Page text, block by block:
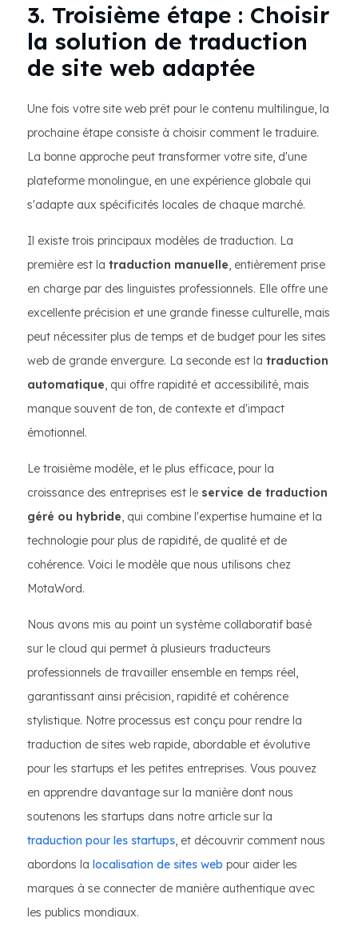
3. Troisième étape : Choisir
la solution de traduction
de site web adaptée
Une fois votre site web prêt pour le contenu multilingue, la
prochaine étape consiste à choisir comment le traduire.
La bonne approche peut transformer votre site, d'une
plateforme monolingue, en une expérience globale qui
s'adapte aux spécificités locales de chaque marché.
Il existe trois principaux modèles de traduction. La
première est la traduction manuelle, entièrement prise
en charge par des linguistes professionnels. Elle offre une
excellente précision et une grande finesse culturelle, mais
peut nécessiter plus de temps et de budget pour les sites
web de grande envergure. La seconde est la traduction
automatique, qui offre rapidité et accessibilité, mais
manque souvent de ton, de contexte et d'impact
émotionnel.
Le troisième modèle, et le plus efficace, pour la
croissance des entreprises est le service de traduction
géré ou hybride, qui combine l'expertise humaine et la
technologie pour plus de rapidité, de qualité et de
cohérence. Voici le modèle que nous utilisons chez
MotaWord.
Nous avons mis au point un système collaboratif basé
sur le cloud qui permet à plusieurs traducteurs
professionnels de travailler ensemble en temps réel,
garantissant ainsi précision, rapidité et cohérence
stylistique. Notre processus est conçu pour rendre la
traduction de sites web rapide, abordable et évolutive
pour les startups et les petites entreprises. Vous pouvez
en apprendre davantage sur la manière dont nous
soutenons les startups dans notre article sur la
traduction pour les startups, et découvrir comment nous
abordons la localisation de sites web pour aider les
marques à se connecter de manière authentique avec
les publics mondiaux.